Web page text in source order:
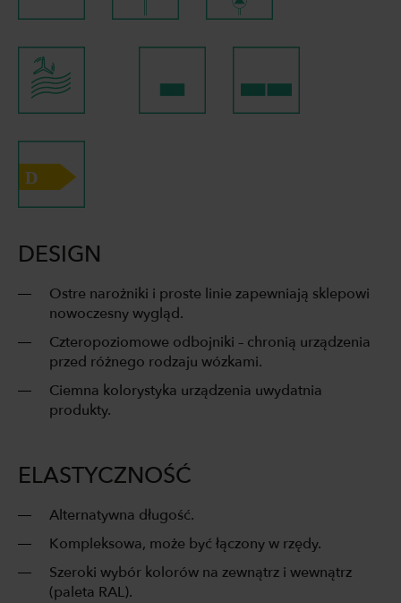
DESIGN
Ostre narożniki i proste linie zapewniają sklepowi
nowoczesny wygląd.
Czteropoziomowe odbojniki – chronią urządzenia
przed różnego rodzaju wózkami.
Ciemna kolorystyka urządzenia uwydatnia
produkty.
ELASTYCZNOŚĆ
Alternatywna długość.
Kompleksowa, może być łączony w rzędy.
Szeroki wybór kolorów na zewnątrz i wewnątrz
(paleta RAL).